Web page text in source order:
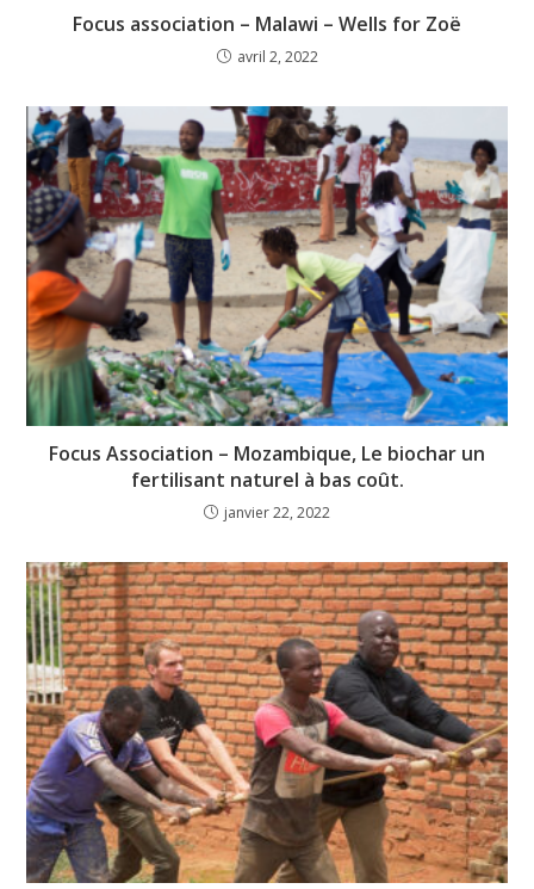
Focus association – Malawi – Wells for Zoë
avril 2, 2022
Focus Association – Mozambique, Le biochar un
fertilisant naturel à bas coût.
janvier 22, 2022